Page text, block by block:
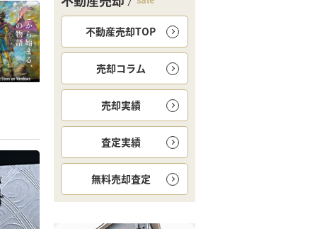
不動産売却TOP
売却コラム
売却実績
査定実績
無料売却査定